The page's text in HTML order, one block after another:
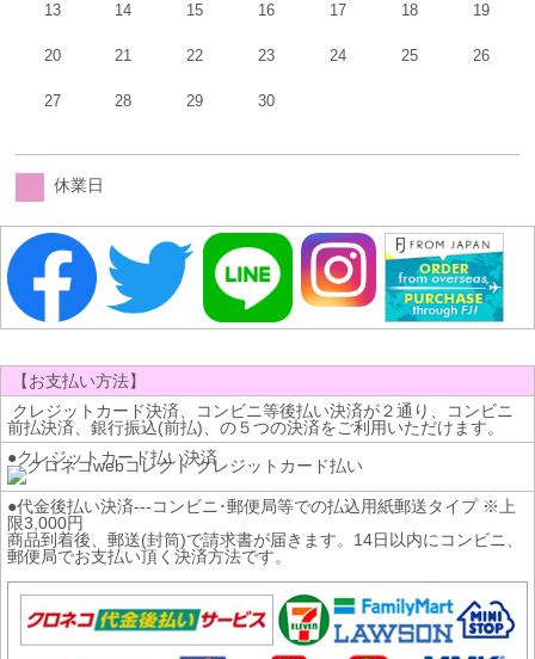
13 14 15 16 17 18 19
20 21 22 23 24 25 26
27 28 29 30
休業日
【お支払い方法】
クレジットカード決済、コンビニ等後払い決済が２通り、コンビニ
前払決済、銀行振込(前払)、の５つの決済をご利用いただけます。
●クレジットカード払い決済
●代金後払い決済---コンビニ･郵便局等での払込用紙郵送タイプ ※上
限3,000円
商品到着後、郵送(封筒)で請求書が届きます。14日以内にコンビニ、
郵便局でお支払い頂く決済方法です。